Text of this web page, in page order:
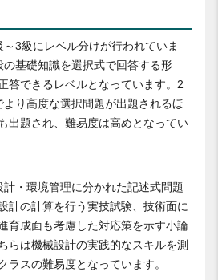
3級にレベル分けが行われていま
基礎知識を選択式で回答する形
答できるレベルとなっています。2
り高度な選択問題が出題されるほ
出題され、難易度は高めとなってい
・環境管理に分かれた記述式問題
計の計算を行う実技試験、技術面に
育成面も考慮した対応策を示す小論
らは機械設計の実践的なスキルを測
ラスの難易度となっています。